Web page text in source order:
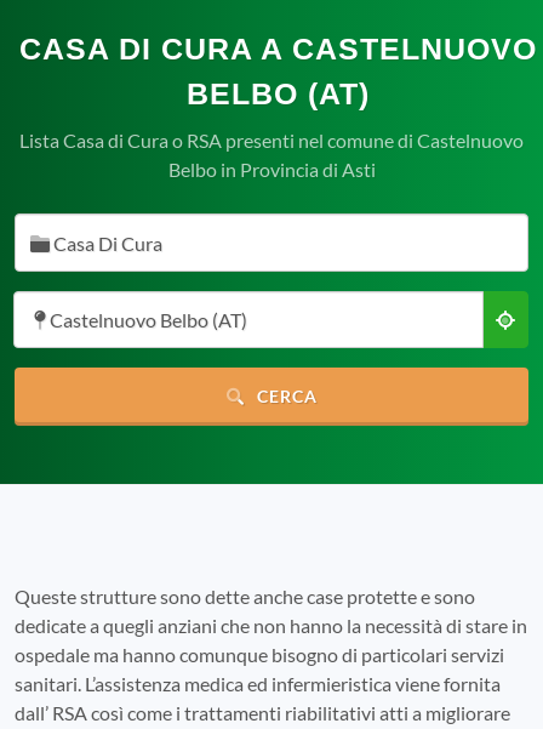
CASA DI CURA A CASTELNUOVO
BELBO (AT)
Lista Casa di Cura o RSA presenti nel comune di Castelnuovo
Belbo in Provincia di Asti
Casa Di Cura
Castelnuovo Belbo (AT)
CERCA
Queste strutture sono dette anche case protette e sono
dedicate a quegli anziani che non hanno la necessità di stare in
ospedale ma hanno comunque bisogno di particolari servizi
sanitari. L’assistenza medica ed infermieristica viene fornita
dall’ RSA così come i trattamenti riabilitativi atti a migliorare